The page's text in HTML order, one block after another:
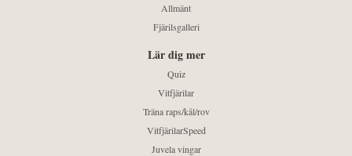
Allmänt
Fjärilsgalleri
Lär dig mer
Quiz
Vitfjärilar
Träna raps/kål/rov
VitfjärilarSpeed
Juvela vingar